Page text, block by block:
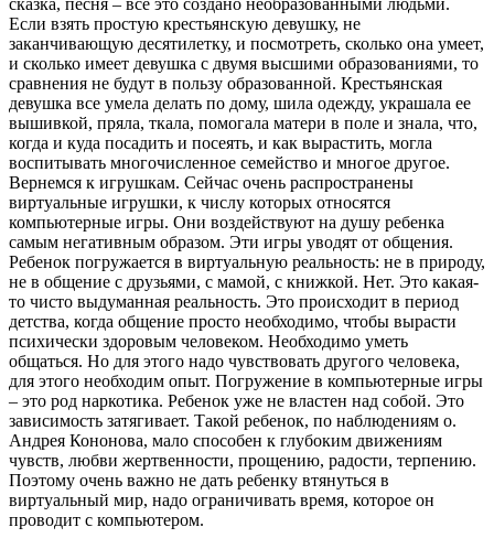
сказка, песня – все это создано необразованными людьми.
Если взять простую крестьянскую девушку, не
заканчивающую десятилетку, и посмотреть, сколько она умеет,
и сколько имеет девушка с двумя высшими образованиями, то
сравнения не будут в пользу образованной. Крестьянская
девушка все умела делать по дому, шила одежду, украшала ее
вышивкой, пряла, ткала, помогала матери в поле и знала, что,
когда и куда посадить и посеять, и как вырастить, могла
воспитывать многочисленное семейство и многое другое.
Вернемся к игрушкам. Сейчас очень распространены
виртуальные игрушки, к числу которых относятся
компьютерные игры. Они воздействуют на душу ребенка
самым негативным образом. Эти игры уводят от общения.
Ребенок погружается в виртуальную реальность: не в природу,
не в общение с друзьями, с мамой, с книжкой. Нет. Это какая-
то чисто выдуманная реальность. Это происходит в период
детства, когда общение просто необходимо, чтобы вырасти
психически здоровым человеком. Необходимо уметь
общаться. Но для этого надо чувствовать другого человека,
для этого необходим опыт. Погружение в компьютерные игры
– это род наркотика. Ребенок уже не властен над собой. Это
зависимость затягивает. Такой ребенок, по наблюдениям о.
Андрея Кононова, мало способен к глубоким движениям
чувств, любви жертвенности, прощению, радости, терпению.
Поэтому очень важно не дать ребенку втянуться в
виртуальный мир, надо ограничивать время, которое он
проводит с компьютером.